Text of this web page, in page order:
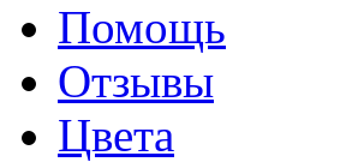
Помощь
Отзывы
Цвета